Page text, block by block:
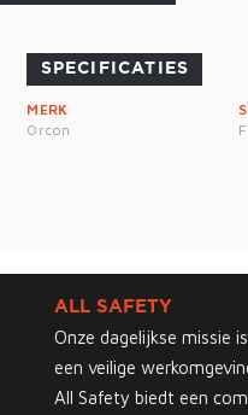
SPECIFICATIES
MERK
Orcon
ALL SAFETY
Onze dagelijkse missie
een veilige
All Safety biedt een